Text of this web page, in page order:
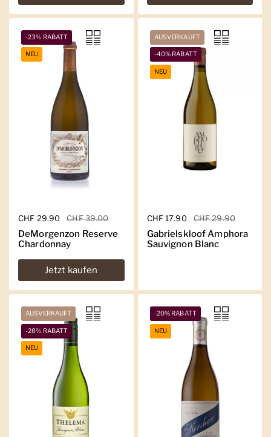
Regulärer Preis
CHF 29.90 Sale-Preis
CHF 39.00
DeMorgenzon Reserve
Chardonnay
Jetzt kaufen
-23% RABATT
NEU
Regulärer Preis
CHF 17.90 Sale-Preis
CHF 29.90
Gabrielskloof Amphora
Sauvignon Blanc
AUSVERKAUFT
-40% RABATT
NEU
AUSVERKAUFT
-28% RABATT
NEU
-20% RABATT
NEU